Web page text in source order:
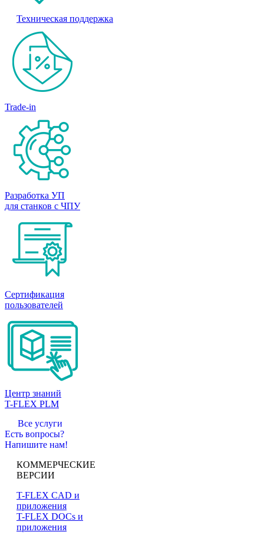
Техническая поддержка
Trade-in
Разработка УП
для станков с ЧПУ
Сертификация
пользователей
Центр знаний
T-FLEX PLM
Все услуги
Есть вопросы?
Напишите нам!
КОММЕРЧЕСКИЕ
ВЕРСИИ
T-FLEX CAD и
приложения
T-FLEX DOCs и
приложения